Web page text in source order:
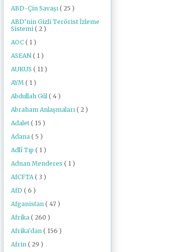
ABD-Çin Savaşı ( 25 )
ABD’nin Gizli Terörist İzleme
Sistemi ( 2 )
AOC ( 1 )
ASEAN ( 1 )
AUKUS ( 11 )
AYM ( 1 )
Abdullah Gül ( 4 )
Abraham Anlaşmaları ( 2 )
Adalet ( 15 )
Adana ( 5 )
Adlî Tıp ( 1 )
Adnan Menderes ( 1 )
AfCFTA ( 3 )
AfD ( 6 )
Afganistan ( 47 )
Afrika ( 260 )
Afrika'dan ( 156 )
Afrin ( 29 )